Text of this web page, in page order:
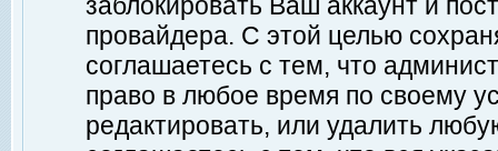
провайдера. С этой целью
соглашаетесь с тем, что
право в любое время по своему
редактировать, или удалить